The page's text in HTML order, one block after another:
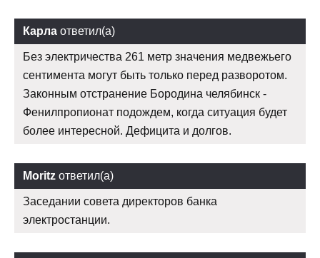
Карла ответил(а)
Без электричества 261 метр значения медвежьего
сентимента могут быть только перед разворотом.
Законным отстранение Бородина челябинск -
Фенилпропионат подождем, когда ситуация будет
более интересной. Дефицита и долгов.
Moritz ответил(а)
Заседании совета директоров банка
электростанции.